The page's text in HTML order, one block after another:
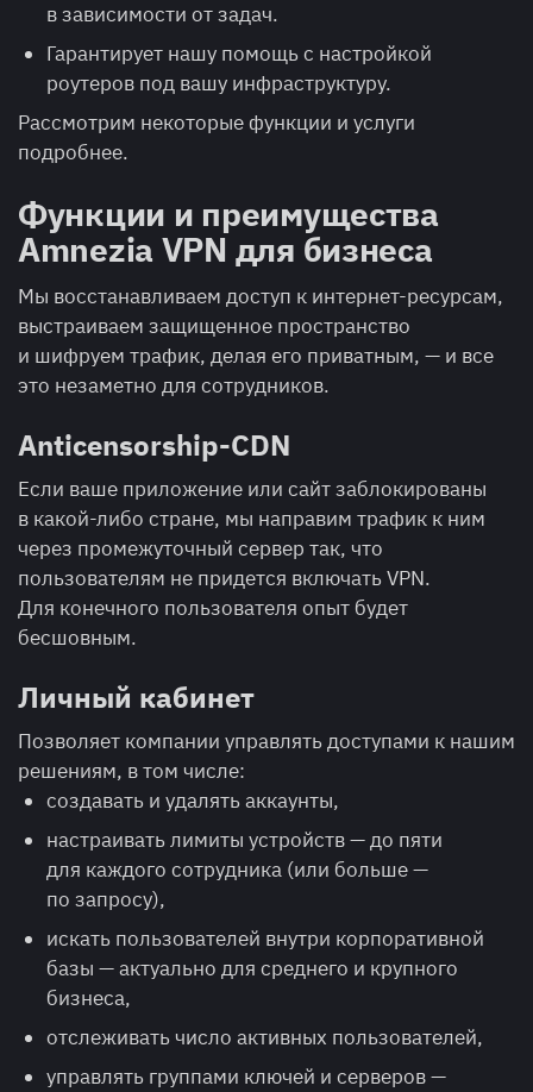
в зависимости от задач.
Гарантирует нашу помощь с настройкой
роутеров под вашу инфраструктуру.
Рассмотрим некоторые функции и услуги
подробнее.
Функции и преимущества
Amnezia VPN для бизнеса
Мы восстанавливаем доступ к интернет-ресурсам,
выстраиваем защищенное пространство
и шифруем трафик, делая его приватным, — и все
это незаметно для сотрудников.
Anticensorship-CDN
Если ваше приложение или сайт заблокированы
в какой-либо стране, мы направим трафик к ним
через промежуточный сервер так, что
пользователям не придется включать VPN.
Для конечного пользователя опыт будет
бесшовным.
Личный кабинет
Позволяет компании управлять доступами к нашим
решениям, в том числе:
создавать и удалять аккаунты,
настраивать лимиты устройств — до пяти
для каждого сотрудника (или больше —
по запросу),
искать пользователей внутри корпоративной
базы — актуально для среднего и крупного
бизнеса,
отслеживать число активных пользователей,
управлять группами ключей и серверов —